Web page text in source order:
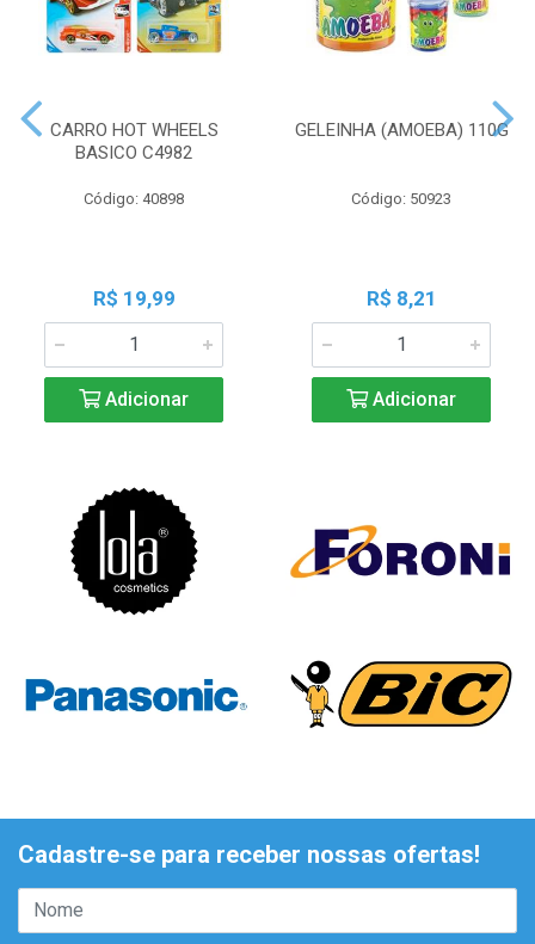
CARRO HOT WHEELS
BASICO C4982
Código: 40898
R$ 19,99
Adicionar
GELEINHA (AMOEBA) 110G
Código: 50923
R$ 8,21
Adicionar
Cadastre-se para receber nossas ofertas!